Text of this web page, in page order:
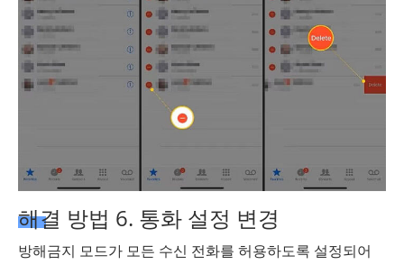
해결 방법 6. 통화 설정 변경
방해금지 모드가 모든 수신 전화를 허용하도록 설정되어